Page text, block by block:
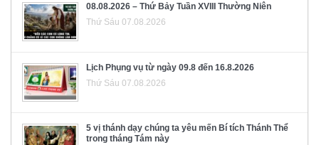
08.08.2026 – Thứ Bảy Tuần XVIII Thường Niên
Thứ Sáu 07.08.2026
Lịch Phụng vụ từ ngày 09.8 đến 16.8.2026
Thứ Sáu 07.08.2026
5 vị thánh dạy chúng ta yêu mến Bí tích Thánh Thể
trong tháng Tám này